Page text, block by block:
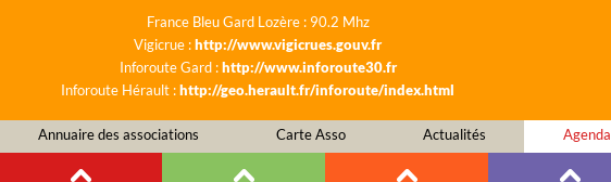
France Bleu Gard Lozère : 90.2 Mhz
Vigicrue :http://www.vigicrues.gouv.fr
Inforoute Gard :http://www.inforoute30.fr
Inforoute Hérault :http://geo.herault.fr/inforoute/index.html
Annuaire des associations Carte Asso Actualités Agenda